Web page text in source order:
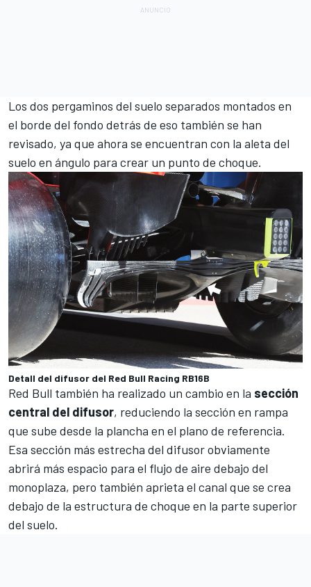
Los dos pergaminos del suelo separados montados en
el borde del fondo detrás de eso también se han
revisado, ya que ahora se encuentran con la aleta del
suelo en ángulo para crear un punto de choque.
Detall del difusor del Red Bull Racing RB16B
Red Bull también ha realizado un cambio en la sección
central del difusor, reduciendo la sección en rampa
que sube desde la plancha en el plano de referencia.
Esa sección más estrecha del difusor obviamente
abrirá más espacio para el flujo de aire debajo del
monoplaza, pero también aprieta el canal que se crea
debajo de la estructura de choque en la parte superior
del suelo.